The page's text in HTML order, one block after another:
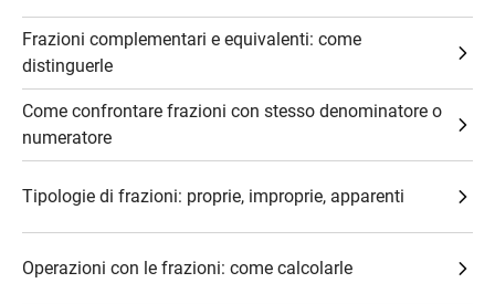
Frazioni complementari e equivalenti: come
distinguerle
Come confrontare frazioni con stesso denominatore o
numeratore
Tipologie di frazioni: proprie, improprie, apparenti
Operazioni con le frazioni: come calcolarle